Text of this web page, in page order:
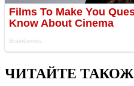
ЧИТАЙТЕ ТАКОЖ